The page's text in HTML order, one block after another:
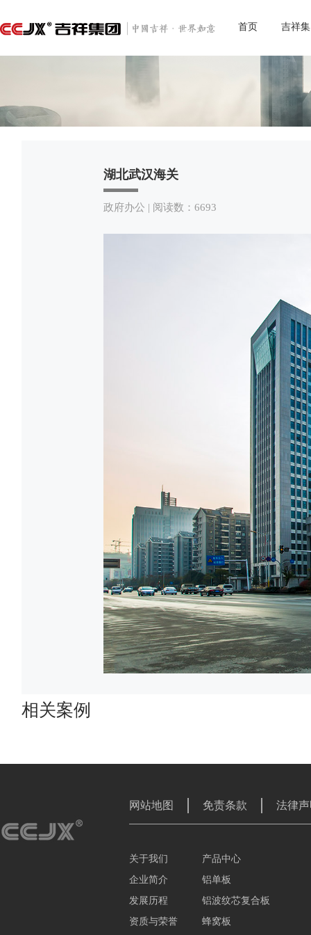
首页 吉祥
湖北武汉海关
政府办公 | 阅读数：6693
相关案例
网站地图 免责条款 法律
关于我们
企业简介
发展历程
资质与荣誉
产品中心
铝单板
铝波纹芯复合板
蜂窝板